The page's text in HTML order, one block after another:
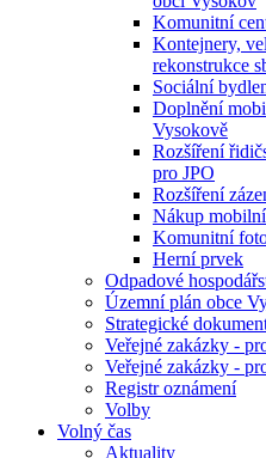
Komunitní
Kontejnery,
rekonstrukce
Sociální
Doplnění
Vysokově
Rozšíření
pro JPO
Rozšíření
Nákup
Komunitní
Herní prvek
Odpadové
Územní plán obce
Strategické
Veřejné zakázky -
Veřejné zakázky -
Registr oznámení
Volby
Volný čas
Aktuality